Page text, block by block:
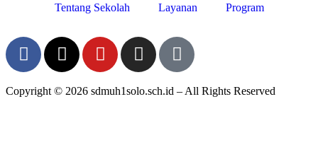
Tentang Sekolah Layanan Program
Copyright © 2026 sdmuh1solo.sch.id – All Rights Reserved